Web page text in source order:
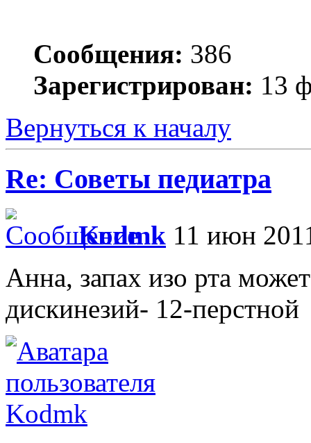
Сообщения: 386
Зарегистрирован: 13
Вернуться к началу
Re: Советы педиатра
Kodmk 11 июн
Анна, запах изо рта
дискинезий- 12-
Kodmk